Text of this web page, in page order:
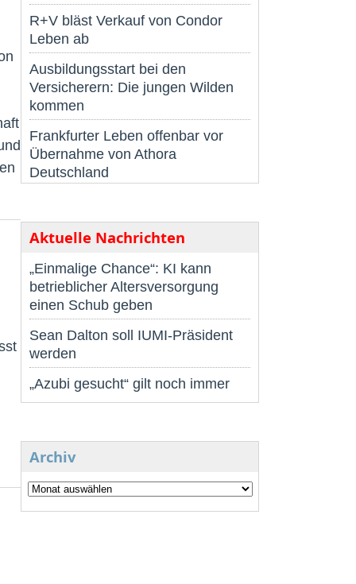
R+V bläst Verkauf von Condor
Leben ab
Ausbildungsstart bei den
Versicherern: Die jungen Wilden
kommen
Frankfurter Leben offenbar vor
Übernahme von Athora
Deutschland
Aktuelle Nachrichten
„Einmalige Chance“: KI kann
betrieblicher Altersversorgung
einen Schub geben
Sean Dalton soll IUMI-Präsident
werden
„Azubi gesucht“ gilt noch immer
Archiv